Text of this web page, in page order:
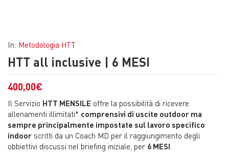
In: Metodologia HTT
HTT all inclusive | 6 MESI
400,00€
Il Servizio HTT MENSILE offre la possibilità di ricevere
allenamenti illimitati* comprensivi di uscite outdoor ma
sempre principalmente impostate sul lavoro specifico
indoor scritti da un Coach MD per il raggiungimento degli
obbiettivi discussi nel briefing iniziale, per 6 MESI.